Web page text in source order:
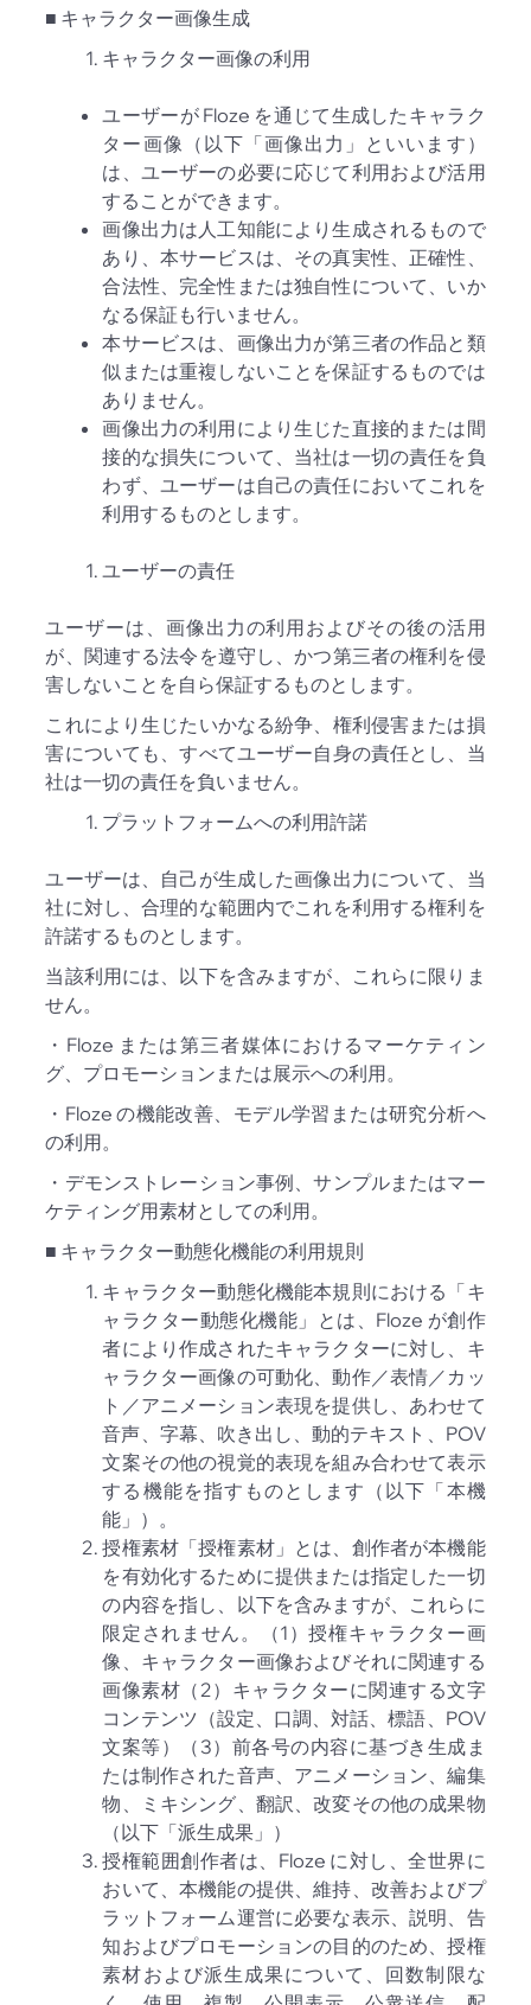
■ キャラクター画像生成
キャラクター画像の利用
ユーザーが Floze を通じて生成したキャラク
ター画像（以下「画像出力」といいます）
は、ユーザーの必要に応じて利用および活用
することができます。
画像出力は人工知能により生成されるもので
あり、本サービスは、その真実性、正確性、
合法性、完全性または独自性について、いか
なる保証も行いません。
本サービスは、画像出力が第三者の作品と類
似または重複しないことを保証するものでは
ありません。
画像出力の利用により生じた直接的または間
接的な損失について、当社は一切の責任を負
わず、ユーザーは自己の責任においてこれを
利用するものとします。
ユーザーの責任
ユーザーは、画像出力の利用およびその後の活用
が、関連する法令を遵守し、かつ第三者の権利を侵
害しないことを自ら保証するものとします。
これにより生じたいかなる紛争、権利侵害または損
害についても、すべてユーザー自身の責任とし、当
社は一切の責任を負いません。
プラットフォームへの利用許諾
ユーザーは、自己が生成した画像出力について、当
社に対し、合理的な範囲内でこれを利用する権利を
許諾するものとします。
当該利用には、以下を含みますが、これらに限りま
せん。
・Floze または第三者媒体におけるマーケティン
グ、プロモーションまたは展示への利用。
・Floze の機能改善、モデル学習または研究分析へ
の利用。
・デモンストレーション事例、サンプルまたはマー
ケティング用素材としての利用。
■ キャラクター動態化機能の利用規則
キャラクター動態化機能本規則における「キ
ャラクター動態化機能」とは、Floze が創作
者により作成されたキャラクターに対し、キ
ャラクター画像の可動化、動作／表情／カッ
ト／アニメーション表現を提供し、あわせて
音声、字幕、吹き出し、動的テキスト、POV
文案その他の視覚的表現を組み合わせて表示
する機能を指すものとします（以下「本機
能」）。
授権素材「授権素材」とは、創作者が本機能
を有効化するために提供または指定した一切
の内容を指し、以下を含みますが、これらに
限定されません。（1）授権キャラクター画
像、キャラクター画像およびそれに関連する
画像素材（2）キャラクターに関連する文字
コンテンツ（設定、口調、対話、標語、POV
文案等）（3）前各号の内容に基づき生成ま
たは制作された音声、アニメーション、編集
物、ミキシング、翻訳、改変その他の成果物
（以下「派生成果」）
授権範囲創作者は、Floze に対し、全世界に
おいて、本機能の提供、維持、改善およびプ
ラットフォーム運営に必要な表示、説明、告
知およびプロモーションの目的のため、授権
素材および派生成果について、回数制限な